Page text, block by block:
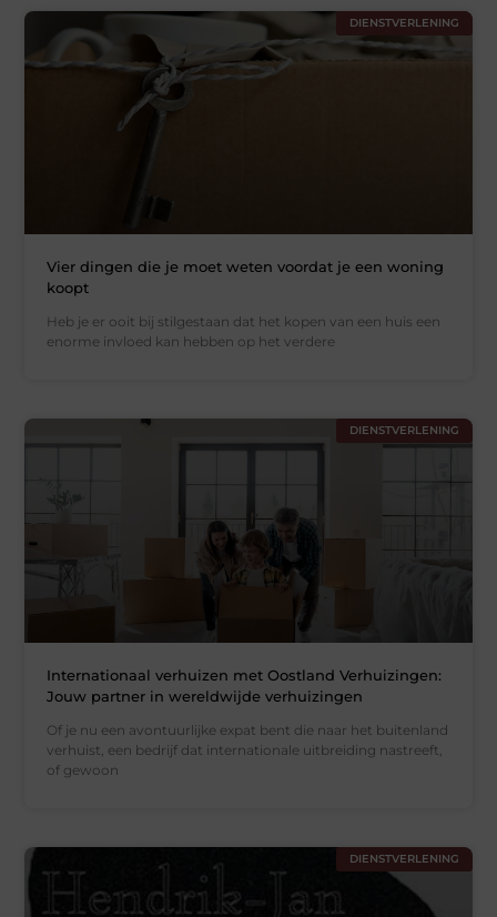
DIENSTVERLENING
Vier dingen die je moet weten voordat je een woning
koopt
Heb je er ooit bij stilgestaan dat het kopen van een huis een
enorme invloed kan hebben op het verdere
DIENSTVERLENING
Internationaal verhuizen met Oostland Verhuizingen:
Jouw partner in wereldwijde verhuizingen
Of je nu een avontuurlijke expat bent die naar het buitenland
verhuist, een bedrijf dat internationale uitbreiding nastreeft,
of gewoon
DIENSTVERLENING